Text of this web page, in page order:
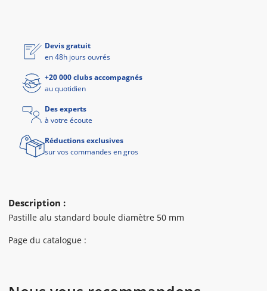
Description :
Pastille alu standard boule diamètre 50 mm
Page du catalogue :
Devis gratuit
en 48h jours ouvrés
+20 000 clubs accompagnés
au quotidien
Des experts
à votre écoute
Réductions exclusives
sur vos commandes en gros